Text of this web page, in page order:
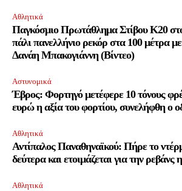
32,111
Ακόλουθοι
32,214
Ακόλουθοι
Αθλητικά
Παγκόσμιο Πρωτάθλημα Στίβου Κ20
πάλι πανελλήνιο ρεκόρ στα 100 μέτρα
Δανάη Μπακογιάννη (Βίντεο)
Αστυνομικά
Έβρος: Φορτηγό μετέφερε 10 τόνους
ευρώ η αξία του φορτίου, συνελήφθη ο
Αθλητικά
Αντίπαλος Παναθηναϊκού: Πήρε το
δεύτερα και ετοιμάζεται για την
Αθλητικά